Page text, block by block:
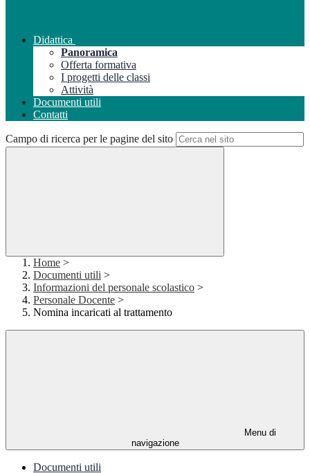
Didattica
Panoramica
Offerta formativa
I progetti delle classi
Attività
Documenti utili
Contatti
Campo di ricerca per le pagine del sito
Home >
Documenti utili >
Informazioni del personale scolastico >
Personale Docente >
Nomina incaricati al trattamento
Menu di
navigazione
Documenti utili